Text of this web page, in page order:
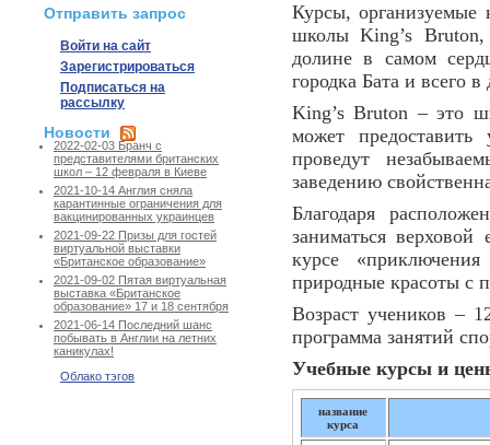
Отправить запрос
Войти на сайт
Зарегистрироваться
Подписаться на
рассылку
Новости
2022-02-03 Бранч с
представителями британских
школ – 12 февраля в Киеве
2021-10-14 Англия сняла
карантинные ограничения для
вакцинированных украинцев
2021-09-22 Призы для гостей
виртуальной выставки
«Британское образование»
2021-09-02 Пятая виртуальная
выставка «Британское
образование» 17 и 18 сентября
2021-06-14 Последний шанс
побывать в Англии на летних
каникулах!
Облако тэгов
Курсы,
школы King’s Bruton,
долине в самом
городка Бата и всего
King’s Bruton – это
может
проведут
заведению
Благодаря
заниматься
курсе
природные красоты с
Возраст учеников –
программа занятий
Учебные курсы и
название
курса